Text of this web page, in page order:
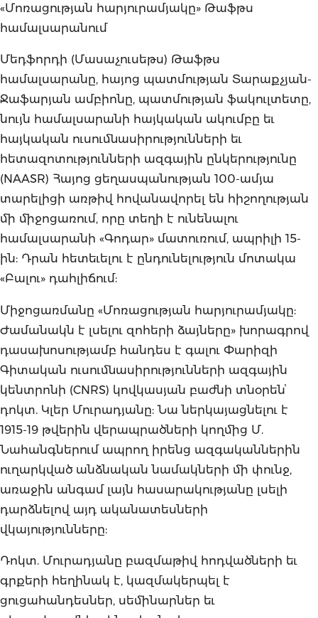
«Մոռացության հարյուրամյակը» Թաֆթս
համալսարանում
Մեդֆորդի (Մասաչուսեթս) Թաֆթս
համալսարանը, հայոց պատմության Տարաքչյան-
Ջաֆարյան ամբիոնը, պատմության ֆակուլտետը,
նույն համալսարանի հայկական ակումբը եւ
հայկական ուսումնասիրությունների եւ
հետազոտությունների ազգային ընկերությունը
(NAASR) Հայոց ցեղասպանության 100-ամյա
տարելիցի առթիվ հովանավորել են հիշողության
մի միջոցառում, որը տեղի է ունենալու
համալսարանի «Գոդար» մատուռում, ապրիլի 15-
ին: Դրան հետեւելու է ընդունելություն մոտակա
«Բալու» դահլիճում:
Միջոցառմանը «Մոռացության հարյուրամյակը:
Ժամանակն է լսելու զոհերի ձայները» խորագրով
դասախոսությամբ հանդես է գալու Փարիզի
Գիտական ուսումնասիրությունների ազգային
կենտրոնի (CNRS) կովկասյան բաժնի տնօրենՙ
դոկտ. Կլեր Մուրադյանը: Նա ներկայացնելու է
1915-19 թվերին վերապրածների կողմից Մ.
Նահանգներում ապրող իրենց ազգականներին
ուղարկված անձնական նամակների մի փունջ,
առաջին անգամ լայն հասարակությանը լսելի
դարձնելով այդ ականատեսների
վկայությունները:
Դոկտ. Մուրադյանը բազմաթիվ հոդվածների եւ
գրքերի հեղինակ է, կազմակերպել է
ցուցահանդեսներ, սեմինարներ եւ